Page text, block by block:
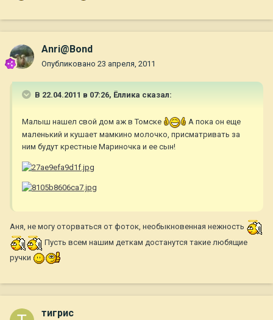
Anri@Bond
Опубликовано 23 апреля, 2011
В 22.04.2011 в 07:26, Ёллика сказал:
Малыш нашел свой дом аж в Томске
А пока он еще
маленький и кушает мамкино молочко, присматривать за
ним будут крестные Мариночка и ее сын!
Аня, не могу оторваться от фоток, необыкновенная нежность
Пусть всем нашим деткам достанутся такие любящие
ручки
тигрис